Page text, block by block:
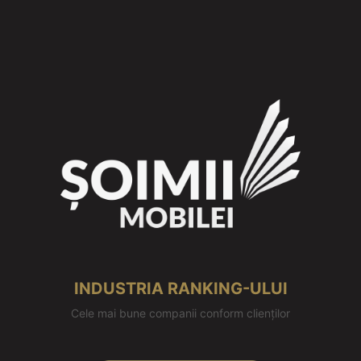
INDUSTRIA RANKING-ULUI
Cele mai bune companii conform clienților